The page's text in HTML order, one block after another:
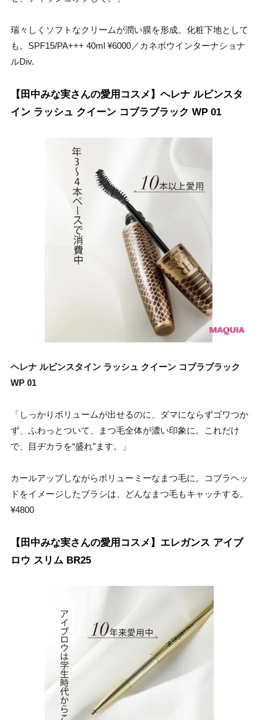
瑞々しくソフトなクリームが潤い膜を形成。化粧下地として
も。SPF15/PA+++ 40ml ¥6000／カネボウインターナショナ
ルDiv.
【田中みな実さんの愛用コスメ】ヘレナ ルビンスタ
イン ラッシュ クイーン コブラブラック WP 01
ヘレナ ルビンスタイン ラッシュ クイーン コブラブラック
WP 01
「しっかりボリュームが出せるのに、ダマにならずゴワつか
ず、ふわっとついて、まつ毛全体が濃い印象に。これだけ
で、目ヂカラを“盛れ”ます。」
カールアップしながらボリューミーなまつ毛に。コブラヘッ
ドをイメージしたブラシは、どんなまつ毛もキャッチする。
¥4800
【田中みな実さんの愛用コスメ】エレガンス アイブ
ロウ スリム BR25